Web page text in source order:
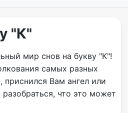
"К"
мир снов на букву "К"!
самых разных
Вам ангел или
что это может